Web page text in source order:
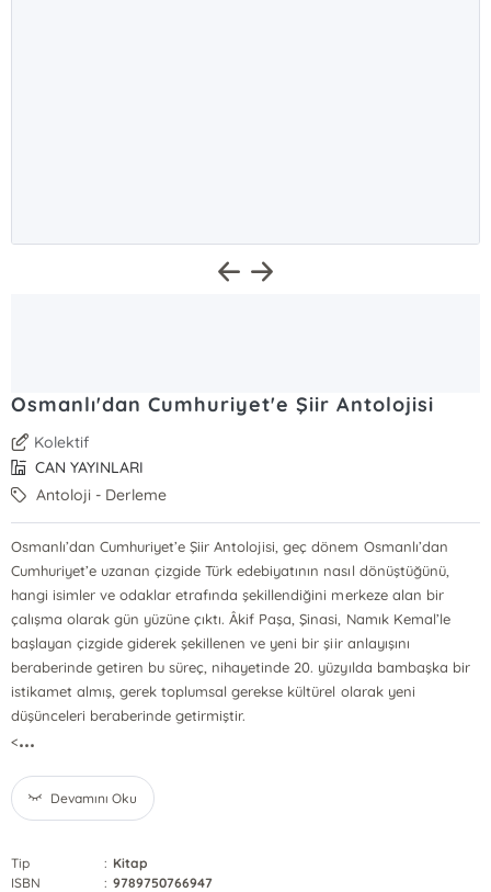
Osmanlı'dan Cumhuriyet'e Şiir Antolojisi
Kolektif
CAN YAYINLARI
Antoloji - Derleme
Osmanlı’dan Cumhuriyet’e Şiir Antolojisi, geç dönem Osmanlı’dan
Cumhuriyet’e uzanan çizgide Türk edebiyatının nasıl dönüştüğünü,
hangi isimler ve odaklar etrafında şekillendiğini merkeze alan bir
çalışma olarak gün yüzüne çıktı. Âkif Paşa, Şinasi, Namık Kemal’le
başlayan çizgide giderek şekillenen ve yeni bir şiir anlayışını
beraberinde getiren bu süreç, nihayetinde 20. yüzyılda bambaşka bir
istikamet almış, gerek toplumsal gerekse kültürel olarak yeni
düşünceleri beraberinde getirmiştir.
<...
Devamını Oku
Tip : Kitap
ISBN
: 9789750766947